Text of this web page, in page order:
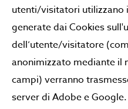
utenti/visitatori utilizzano
generate dai Cookies
dell’utente/visitatore
anonimizzato mediante il
campi) verranno
server di Adobe e Google.